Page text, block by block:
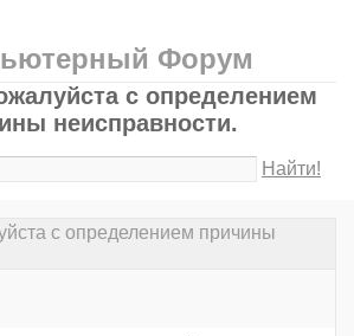
Форум
с определением
неисправности.
Найти!
с определением причины